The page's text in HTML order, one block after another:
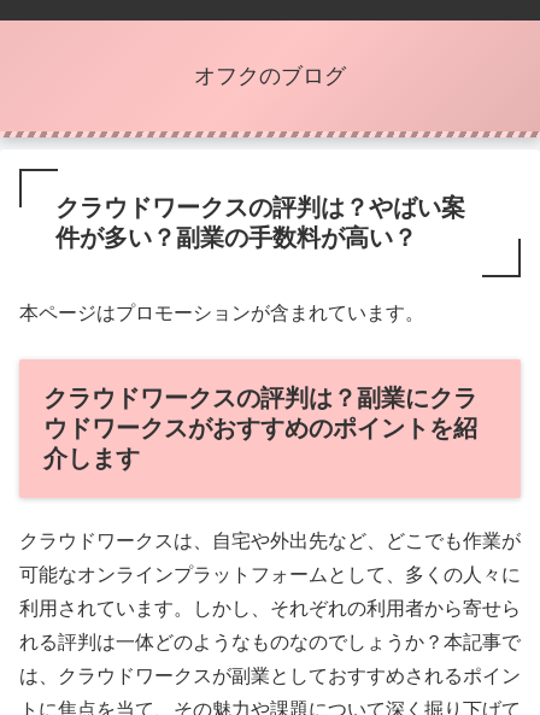
オフクのブログ
クラウドワークスの評判は？やばい案
件が多い？副業の手数料が高い？
本ページはプロモーションが含まれています。
クラウドワークスの評判は？副業にクラ
ウドワークスがおすすめのポイントを紹
介します
クラウドワークスは、自宅や外出先など、どこでも作業が
可能なオンラインプラットフォームとして、多くの人々に
利用されています。しかし、それぞれの利用者から寄せら
れる評判は一体どのようなものなのでしょうか？本記事で
は、クラウドワークスが副業としておすすめされるポイン
トに焦点を当て、その魅力や課題について深く掘り下げて